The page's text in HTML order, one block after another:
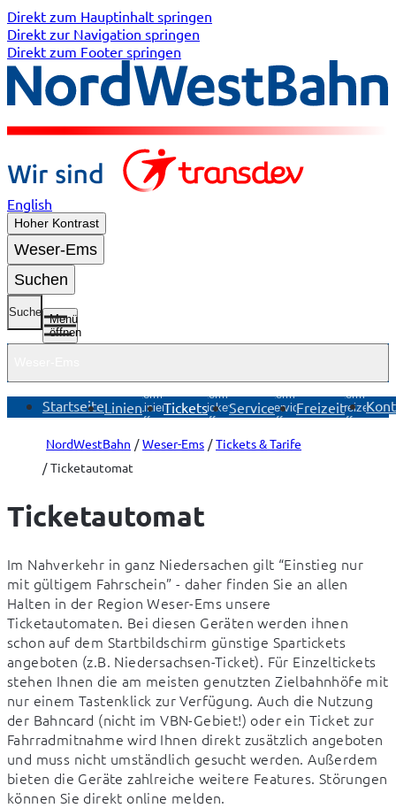
Direkt zum Hauptinhalt springen
Direkt zur Navigation springen
Direkt zum Footer springen
English
Hoher Kontrast
Weser-Ems
Suchen
Suche
Menü
öffnen
StartseiteLinien
Untermenü
Linien
öffnen
Tickets
Untermenü
Tickets
öffnen
Service
Untermenü
Service
öffnen
Freizeit
Untermenü
Freizeit
öffnen
NordWestBahn Weser-Ems
Tickets & Tarife
Ticketautomat
Ticketautomat
Im Nahverkehr in ganz Niedersachen gilt “Einstieg nur
mit gültigem Fahrschein” - daher finden Sie an allen
Halten in der Region Weser-Ems unsere
Ticketautomaten. Bei diesen Geräten werden ihnen
schon auf dem Startbildschirm günstige Spartickets
angeboten (z.B. Niedersachsen-Ticket). Für Einzeltickets
stehen Ihnen die am meisten genutzten Zielbahnhöfe mit
nur einem Tastenklick zur Verfügung. Auch die Nutzung
der Bahncard (nicht im VBN-Gebiet!) oder ein Ticket zur
Fahrradmitnahme wird Ihnen direkt zusätzlich angeboten
und muss nicht umständlich gesucht werden. Außerdem
bieten die Geräte zahlreiche weitere Features. Störungen
können Sie direkt online melden.